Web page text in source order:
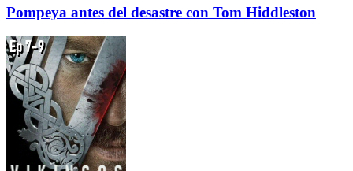
Pompeya antes del desastre con Tom Hiddleston